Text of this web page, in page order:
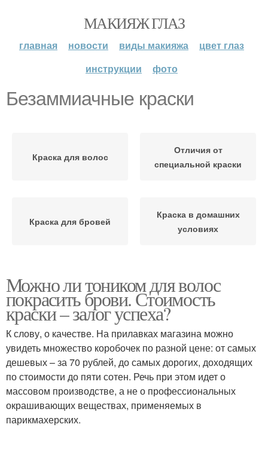
МАКИЯЖ ГЛАЗ
главная новости виды макияжа
цвет глаз
инструкции
фото
Безаммиачные краски
Краска для волос
Отличия от
специальной краски
Краска для бровей
Краска в домашних
условиях
Можно ли тоником для волос
покрасить брови. Стоимость
краски – залог успеха?
К слову, о качестве. На прилавках магазина можно
увидеть множество коробочек по разной цене: от самых
дешевых – за 70 рублей, до самых дорогих, доходящих
по стоимости до пяти сотен. Речь при этом идет о
массовом производстве, а не о профессиональных
окрашивающих веществах, применяемых в
парикмахерских.